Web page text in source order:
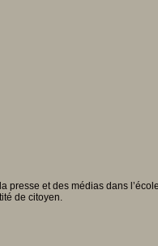
et des médias dans
de citoyen.